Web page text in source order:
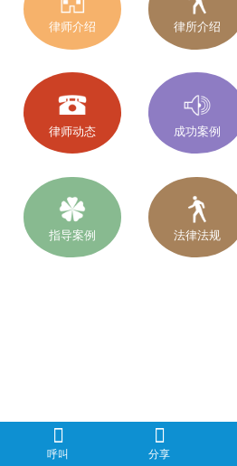
律师介绍 律所介绍
律师动态 成功案例
指导案例 法律法规
呼叫 分享